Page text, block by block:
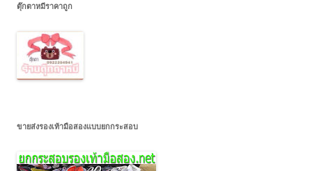
ตุ๊กตาหมีราคาถูก
ขายส่งรองเท้ามือสองแบบยกกระสอบ